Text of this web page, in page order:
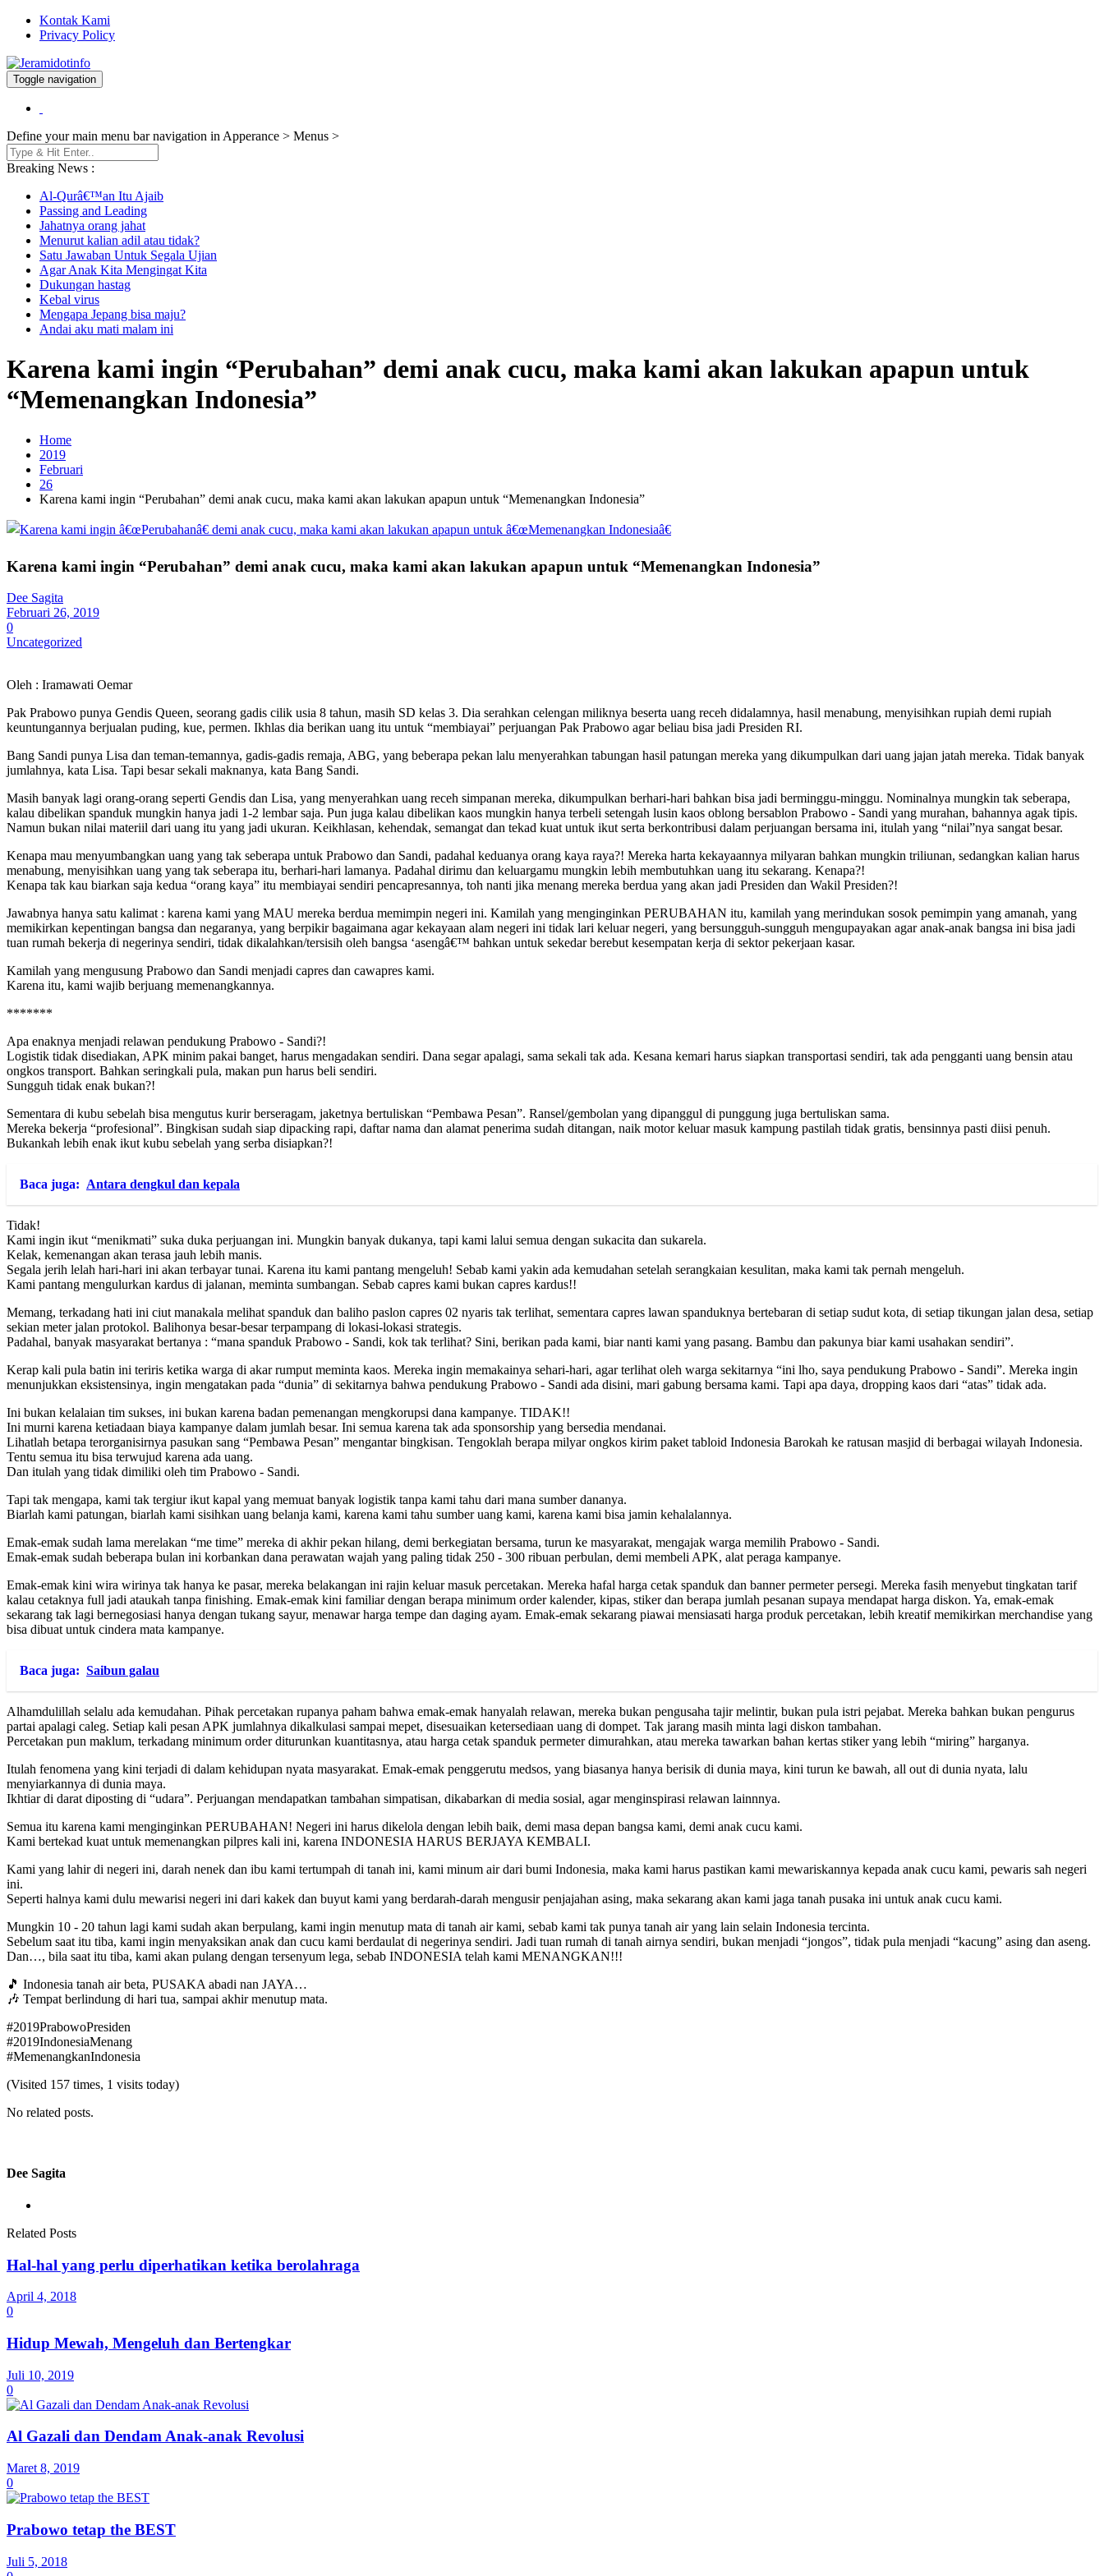
Kontak Kami
Privacy Policy
Jeramidotinfo
Berita dan Informasi Terkini
Toggle navigation
Define your main menu bar navigation in Apperance > Menus >
Breaking News :
Al-Qurâ€™an Itu Ajaib
Passing and Leading
Jahatnya orang jahat
Menurut kalian adil atau tidak?
Satu Jawaban Untuk Segala Ujian
Agar Anak Kita Mengingat Kita
Dukungan hastag
Kebal virus
Mengapa Jepang bisa maju?
Andai aku mati malam ini
Karena kami ingin “Perubahan” demi anak cucu, maka kami akan lakukan apapun untuk
“Memenangkan Indonesia”
Home
2019
Februari
26
Karena kami ingin “Perubahan” demi anak cucu, maka kami akan lakukan apapun untuk “Memenangkan Indonesia”
Karena kami ingin “Perubahan” demi anak cucu, maka kami akan lakukan apapun untuk “Memenangkan Indonesia”
Dee Sagita
Februari 26, 2019
0
Uncategorized
Oleh : Iramawati Oemar
Pak Prabowo punya Gendis Queen, seorang gadis cilik usia 8 tahun, masih SD kelas 3. Dia serahkan celengan miliknya beserta uang receh didalamnya, hasil menabung, menyisihkan rupiah demi rupiah
keuntungannya berjualan puding, kue, permen. Ikhlas dia berikan uang itu untuk “membiayai” perjuangan Pak Prabowo agar beliau bisa jadi Presiden RI.
Bang Sandi punya Lisa dan teman-temannya, gadis-gadis remaja, ABG, yang beberapa pekan lalu menyerahkan tabungan hasil patungan mereka yang dikumpulkan dari uang jajan jatah mereka. Tidak banyak
jumlahnya, kata Lisa. Tapi besar sekali maknanya, kata Bang Sandi.
Masih banyak lagi orang-orang seperti Gendis dan Lisa, yang menyerahkan uang receh simpanan mereka, dikumpulkan berhari-hari bahkan bisa jadi berminggu-minggu. Nominalnya mungkin tak seberapa,
kalau dibelikan spanduk mungkin hanya jadi 1-2 lembar saja. Pun juga kalau dibelikan kaos mungkin hanya terbeli setengah lusin kaos oblong bersablon Prabowo - Sandi yang murahan, bahannya agak tipis.
Namun bukan nilai materiil dari uang itu yang jadi ukuran. Keikhlasan, kehendak, semangat dan tekad kuat untuk ikut serta berkontribusi dalam perjuangan bersama ini, itulah yang “nilai”nya sangat besar.
Kenapa mau menyumbangkan uang yang tak seberapa untuk Prabowo dan Sandi, padahal keduanya orang kaya raya?! Mereka harta kekayaannya milyaran bahkan mungkin triliunan, sedangkan kalian harus
menabung, menyisihkan uang yang tak seberapa itu, berhari-hari lamanya. Padahal dirimu dan keluargamu mungkin lebih membutuhkan uang itu sekarang. Kenapa?!
Kenapa tak kau biarkan saja kedua “orang kaya” itu membiayai sendiri pencapresannya, toh nanti jika menang mereka berdua yang akan jadi Presiden dan Wakil Presiden?!
Jawabnya hanya satu kalimat : karena kami yang MAU mereka berdua memimpin negeri ini. Kamilah yang menginginkan PERUBAHAN itu, kamilah yang merindukan sosok pemimpin yang amanah, yang
memikirkan kepentingan bangsa dan negaranya, yang berpikir bagaimana agar kekayaan alam negeri ini tidak lari keluar negeri, yang bersungguh-sungguh mengupayakan agar anak-anak bangsa ini bisa jadi
tuan rumah bekerja di negerinya sendiri, tidak dikalahkan/tersisih oleh bangsa ‘asengâ€™ bahkan untuk sekedar berebut kesempatan kerja di sektor pekerjaan kasar.
Kamilah yang mengusung Prabowo dan Sandi menjadi capres dan cawapres kami.
Karena itu, kami wajib berjuang memenangkannya.
*******
Apa enaknya menjadi relawan pendukung Prabowo - Sandi?!
Logistik tidak disediakan, APK minim pakai banget, harus mengadakan sendiri. Dana segar apalagi, sama sekali tak ada. Kesana kemari harus siapkan transportasi sendiri, tak ada pengganti uang bensin atau
ongkos transport. Bahkan seringkali pula, makan pun harus beli sendiri.
Sungguh tidak enak bukan?!
Sementara di kubu sebelah bisa mengutus kurir berseragam, jaketnya bertuliskan “Pembawa Pesan”. Ransel/gembolan yang dipanggul di punggung juga bertuliskan sama.
Mereka bekerja “profesional”. Bingkisan sudah siap dipacking rapi, daftar nama dan alamat penerima sudah ditangan, naik motor keluar masuk kampung pastilah tidak gratis, bensinnya pasti diisi penuh.
Bukankah lebih enak ikut kubu sebelah yang serba disiapkan?!
Baca juga: Antara dengkul dan kepala
Tidak!
Kami ingin ikut “menikmati” suka duka perjuangan ini. Mungkin banyak dukanya, tapi kami lalui semua dengan sukacita dan sukarela.
Kelak, kemenangan akan terasa jauh lebih manis.
Segala jerih lelah hari-hari ini akan terbayar tunai. Karena itu kami pantang mengeluh! Sebab kami yakin ada kemudahan setelah serangkaian kesulitan, maka kami tak pernah mengeluh.
Kami pantang mengulurkan kardus di jalanan, meminta sumbangan. Sebab capres kami bukan capres kardus!!
Memang, terkadang hati ini ciut manakala melihat spanduk dan baliho paslon capres 02 nyaris tak terlihat, sementara capres lawan spanduknya bertebaran di setiap sudut kota, di setiap tikungan jalan desa, setiap
sekian meter jalan protokol. Balihonya besar-besar terpampang di lokasi-lokasi strategis.
Padahal, banyak masyarakat bertanya : “mana spanduk Prabowo - Sandi, kok tak terlihat? Sini, berikan pada kami, biar nanti kami yang pasang. Bambu dan pakunya biar kami usahakan sendiri”.
Kerap kali pula batin ini teriris ketika warga di akar rumput meminta kaos. Mereka ingin memakainya sehari-hari, agar terlihat oleh warga sekitarnya “ini lho, saya pendukung Prabowo - Sandi”. Mereka ingin
menunjukkan eksistensinya, ingin mengatakan pada “dunia” di sekitarnya bahwa pendukung Prabowo - Sandi ada disini, mari gabung bersama kami. Tapi apa daya, dropping kaos dari “atas” tidak ada.
Ini bukan kelalaian tim sukses, ini bukan karena badan pemenangan mengkorupsi dana kampanye. TIDAK!!
Ini murni karena ketiadaan biaya kampanye dalam jumlah besar. Ini semua karena tak ada sponsorship yang bersedia mendanai.
Lihatlah betapa terorganisirnya pasukan sang “Pembawa Pesan” mengantar bingkisan. Tengoklah berapa milyar ongkos kirim paket tabloid Indonesia Barokah ke ratusan masjid di berbagai wilayah Indonesia.
Tentu semua itu bisa terwujud karena ada uang.
Dan itulah yang tidak dimiliki oleh tim Prabowo - Sandi.
Tapi tak mengapa, kami tak tergiur ikut kapal yang memuat banyak logistik tanpa kami tahu dari mana sumber dananya.
Biarlah kami patungan, biarlah kami sisihkan uang belanja kami, karena kami tahu sumber uang kami, karena kami bisa jamin kehalalannya.
Emak-emak sudah lama merelakan “me time” mereka di akhir pekan hilang, demi berkegiatan bersama, turun ke masyarakat, mengajak warga memilih Prabowo - Sandi.
Emak-emak sudah beberapa bulan ini korbankan dana perawatan wajah yang paling tidak 250 - 300 ribuan perbulan, demi membeli APK, alat peraga kampanye.
Emak-emak kini wira wirinya tak hanya ke pasar, mereka belakangan ini rajin keluar masuk percetakan. Mereka hafal harga cetak spanduk dan banner permeter persegi. Mereka fasih menyebut tingkatan tarif
kalau cetaknya full jadi ataukah tanpa finishing. Emak-emak kini familiar dengan berapa minimum order kalender, kipas, stiker dan berapa jumlah pesanan supaya mendapat harga diskon. Ya, emak-emak
sekarang tak lagi bernegosiasi hanya dengan tukang sayur, menawar harga tempe dan daging ayam. Emak-emak sekarang piawai mensiasati harga produk percetakan, lebih kreatif memikirkan merchandise yang
bisa dibuat untuk cindera mata kampanye.
Baca juga: Saibun galau
Alhamdulillah selalu ada kemudahan. Pihak percetakan rupanya paham bahwa emak-emak hanyalah relawan, mereka bukan pengusaha tajir melintir, bukan pula istri pejabat. Mereka bahkan bukan pengurus
partai apalagi caleg. Setiap kali pesan APK jumlahnya dikalkulasi sampai mepet, disesuaikan ketersediaan uang di dompet. Tak jarang masih minta lagi diskon tambahan.
Percetakan pun maklum, terkadang minimum order diturunkan kuantitasnya, atau harga cetak spanduk permeter dimurahkan, atau mereka tawarkan bahan kertas stiker yang lebih “miring” harganya.
Itulah fenomena yang kini terjadi di dalam kehidupan nyata masyarakat. Emak-emak penggerutu medsos, yang biasanya hanya berisik di dunia maya, kini turun ke bawah, all out di dunia nyata, lalu
menyiarkannya di dunia maya.
Ikhtiar di darat diposting di “udara”. Perjuangan mendapatkan tambahan simpatisan, dikabarkan di media sosial, agar menginspirasi relawan lainnnya.
Semua itu karena kami menginginkan PERUBAHAN! Negeri ini harus dikelola dengan lebih baik, demi masa depan bangsa kami, demi anak cucu kami.
Kami bertekad kuat untuk memenangkan pilpres kali ini, karena INDONESIA HARUS BERJAYA KEMBALI.
Kami yang lahir di negeri ini, darah nenek dan ibu kami tertumpah di tanah ini, kami minum air dari bumi Indonesia, maka kami harus pastikan kami mewariskannya kepada anak cucu kami, pewaris sah negeri
ini.
Seperti halnya kami dulu mewarisi negeri ini dari kakek dan buyut kami yang berdarah-darah mengusir penjajahan asing, maka sekarang akan kami jaga tanah pusaka ini untuk anak cucu kami.
Mungkin 10 - 20 tahun lagi kami sudah akan berpulang, kami ingin menutup mata di tanah air kami, sebab kami tak punya tanah air yang lain selain Indonesia tercinta.
Sebelum saat itu tiba, kami ingin menyaksikan anak dan cucu kami berdaulat di negerinya sendiri. Jadi tuan rumah di tanah airnya sendiri, bukan menjadi “jongos”, tidak pula menjadi “kacung” asing dan aseng.
Dan…, bila saat itu tiba, kami akan pulang dengan tersenyum lega, sebab INDONESIA telah kami MENANGKAN!!!
🎵 Indonesia tanah air beta, PUSAKA abadi nan JAYA…
🎶 Tempat berlindung di hari tua, sampai akhir menutup mata.
#2019PrabowoPresiden
#2019IndonesiaMenang
#MemenangkanIndonesia
(Visited 157 times, 1 visits today)
No related posts.
Dee Sagita
Related Posts
Hal-hal yang perlu diperhatikan ketika berolahraga
April 4, 2018
0
Hidup Mewah, Mengeluh dan Bertengkar
Juli 10, 2019
0
Al Gazali dan Dendam Anak-anak Revolusi
Maret 8, 2019
0
Prabowo tetap the BEST
Juli 5, 2018